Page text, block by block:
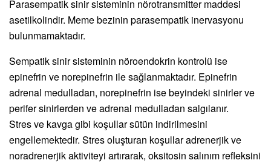
Parasempatik sinir sisteminin nörotransmitter maddesi
asetilkolindir. Meme bezinin parasempatik inervasyonu
bulunmamaktadır.
Sempatik sinir sisteminin nöroendokrin kontrolü ise
epinefrin ve norepinefrin ile sağlanmaktadır. Epinefrin
adrenal medulladan, norepinefrin ise beyindeki sinirler ve
perifer sinirlerden ve adrenal medulladan salgılanır.
Stres ve kavga gibi koşullar sütün indirilmesini
engellemektedir. Stres oluşturan koşullar adrenerjik ve
noradrenerjik aktiviteyi artırarak, oksitosin salınım refleksini